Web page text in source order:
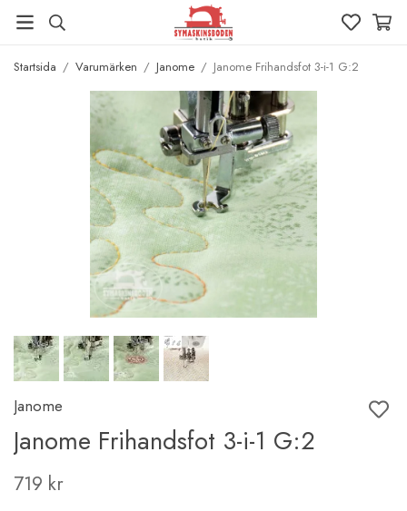
Startsida / Varumärken / Janome / Janome Frihandsfot 3-i-1 G:2
Janome
Janome Frihandsfot 3-i-1 G:2
719 kr